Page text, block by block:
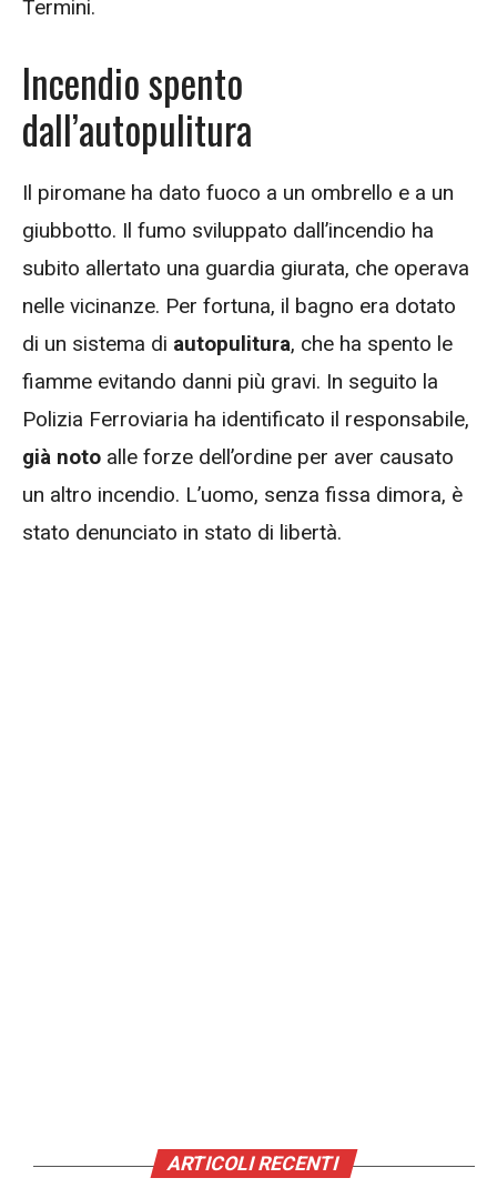
Termini.
Incendio spento
dall’autopulitura
Il piromane ha dato fuoco a un ombrello e a un
giubbotto. Il fumo sviluppato dall’incendio ha
subito allertato una guardia giurata, che operava
nelle vicinanze. Per fortuna, il bagno era dotato
di un sistema di autopulitura, che ha spento le
fiamme evitando danni più gravi. In seguito la
Polizia Ferroviaria ha identificato il responsabile,
già noto alle forze dell’ordine per aver causato
un altro incendio. L’uomo, senza fissa dimora, è
stato denunciato in stato di libertà.
ARTICOLI RECENTI